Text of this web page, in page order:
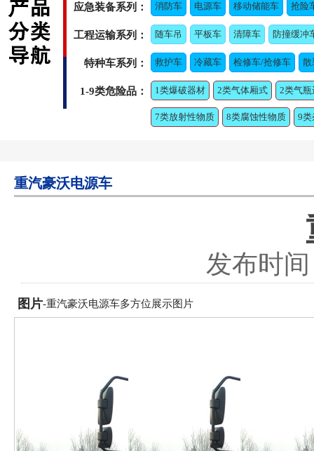
应急装备系列： 消防车 电源车 移动储能车 抢险
工程运输系列： 随车吊 平板车 清障车 防撞缓冲
特种车系列： 救护车 冷藏车 检修车/抢修车 散
1-9类危险品： 1类爆破器材 2类气体厢式 2类气
7类放射性物质 8类腐蚀性物质 9类
重汽豪沃电源车
发布时
图片-重汽豪沃电源车多方位展示图片